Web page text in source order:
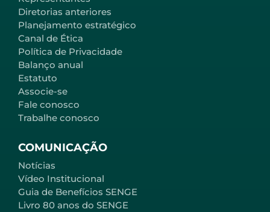
Diretorias anteriores
Planejamento estratégico
Canal de Ética
Política de Privacidade
Balanço anual
Estatuto
Associe-se
Fale conosco
Trabalhe conosco
COMUNICAÇÃO
Notícias
Vídeo Institucional
Guia de Benefícios SENGE
Livro 80 anos do SENGE